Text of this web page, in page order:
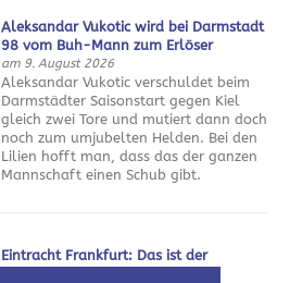
Aleksandar Vukotic wird bei Darmstadt
98 vom Buh-Mann zum Erlöser
am 9. August 2026
Aleksandar Vukotic verschuldet beim
Darmstädter Saisonstart gegen Kiel
gleich zwei Tore und mutiert dann doch
noch zum umjubelten Helden. Bei den
Lilien hofft man, dass das der ganzen
Mannschaft einen Schub gibt.
Eintracht Frankfurt: Das ist der